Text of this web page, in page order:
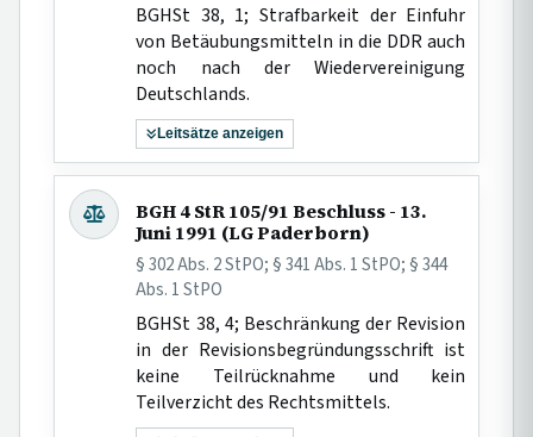
BGHSt 38, 1; Strafbarkeit der Einfuhr
von Betäubungsmitteln in die DDR auch
noch nach der Wiedervereinigung
Deutschlands.
Leitsätze anzeigen
BGH 4 StR 105/91 Beschluss - 13.
Juni 1991 (LG Paderborn)
§ 302 Abs. 2 StPO; § 341 Abs. 1 StPO; § 344
Abs. 1 StPO
BGHSt 38, 4; Beschränkung der Revision
in der Revisionsbegründungsschrift ist
keine Teilrücknahme und kein
Teilverzicht des Rechtsmittels.